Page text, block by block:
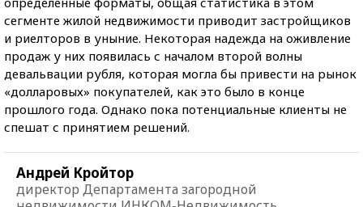
сегменте жилой недвижимости приводит застройщиков
и риелторов в уныние. Некоторая надежда на оживление
продаж у них появилась с началом второй волны
девальвации рубля, которая могла бы привести на рынок
«долларовых» покупателей, как это было в конце
прошлого года. Однако пока потенциальные клиенты не
спешат с принятием решений.
Андрей Кройтор
директор Департамента загородной